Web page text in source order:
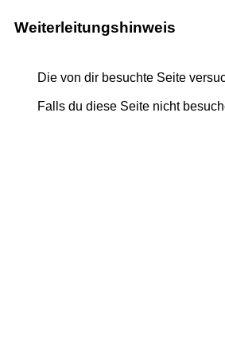
Weiterleitungshinweis
Die von dir besuchte Seite
Falls du diese Seite nicht